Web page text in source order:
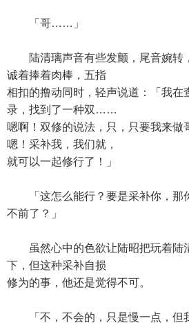
「哥……」
陆清璃声音有些发颤，尾音婉转
诚着捧着肉棒，五指
相扣的撸动同时，轻声说道：「我
录，找到了一种双……
嗯啊！双修的说法，只，只要我来
嗯！采补我，我们就，
就可以一起修行了！」
「这怎么能行？要是采补你，那
不前了？」
虽然心中的色欲让陆昭把玩着陆
下，但这种采补自损
修为的事，他还是觉得不可。
「不，不会的，只是慢一点，但